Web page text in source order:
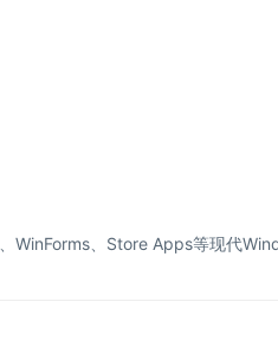
WinForms、Store Apps等现代